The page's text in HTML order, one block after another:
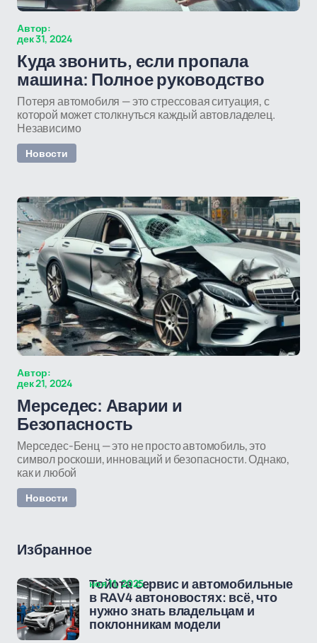
Автор:
дек 31, 2024
Куда звонить, если пропала
машина: Полное руководство
Потеря автомобиля — это стрессовая ситуация, с
которой может столкнуться каждый автовладелец.
Независимо
Новости
Автор:
дек 21, 2024
Мерседес: Аварии и
Безопасность
Мерседес-Бенц — это не просто автомобиль, это
символ роскоши, инноваций и безопасности. Однако,
как и любой
Новости
Избранное
Тойота сервис и автомобильные
в RAV4 автоновостях: всё, что
нужно знать владельцам и
поклонникам модели
ноя 11, 2025